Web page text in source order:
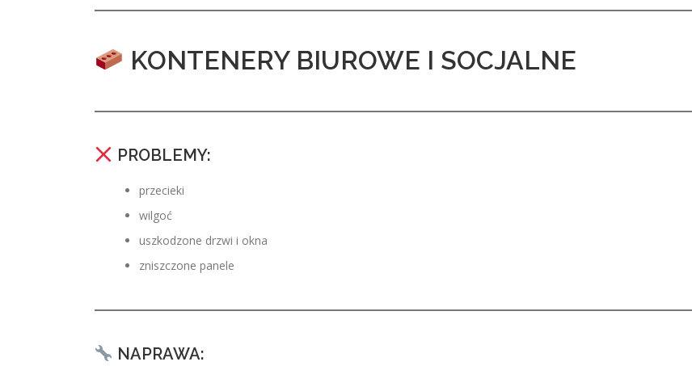
KONTENERY BIUROWE I SOCJALNE
PROBLEMY:
przecieki
wilgoć
uszkodzone drzwi i okna
zniszczone panele
NAPRAWA: